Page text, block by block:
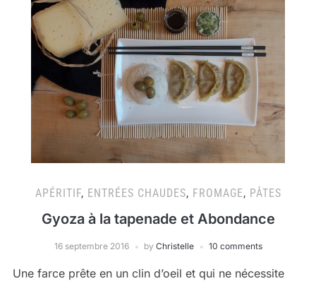
APÉRITIF, ENTRÉES CHAUDES, FROMAGE, PÂTES
Gyoza à la tapenade et Abondance
16 septembre 2016 by Christelle 10 comments
Une farce prête en un clin d’oeil et qui ne nécessite